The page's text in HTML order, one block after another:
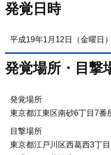
発覚日時
平成19年1月12日（金曜日
発覚場所・目撃
発覚場所
東京都江東区南砂6丁目7番
目撃場所
東京都江戸川区西葛西3丁